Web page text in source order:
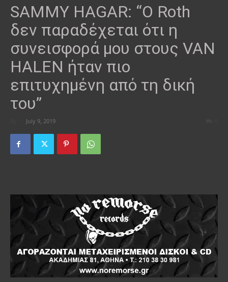
SAMMY HAGAR: “Ο Roth
δεν παραδέχεται ότι η
συνεισφορά μου στους VAN
HALEN ήταν πιο
επιτυχημένη από τη δική
του”
July 9, 2019